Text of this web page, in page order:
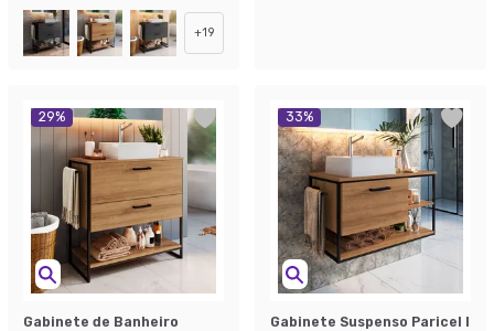
+19
29%
Gabinete de Banheiro
33%
Gabinete Suspenso Paricel I